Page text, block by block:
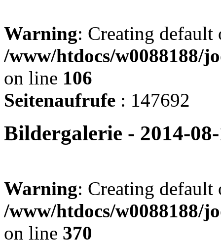
Warning: Creating
/www/htdocs/w0088188/
on line 106
Seitenaufrufe : 147692
Bildergalerie - 2014-
Warning: Creating
/www/htdocs/w0088188/
on line 370